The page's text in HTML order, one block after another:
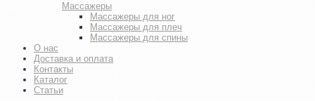
Массажеры
Массажеры для ног
Массажеры для плеч
Массажеры для спины
О нас
Доставка и оплата
Контакты
Каталог
Статьи